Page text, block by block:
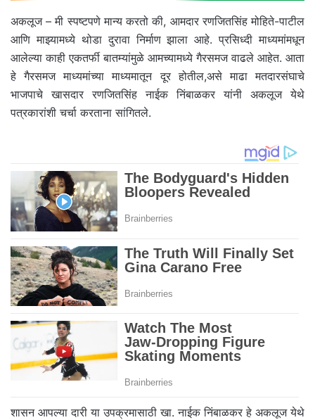
अकलूज – मी स्पष्टपणे मान्य करतो की, आमदार रणजितसिंह मोहिते-पाटील
आणि माझ्यामध्ये थोडा दुरावा निर्माण झाला आहे. प्रसिध्दी माध्यमांमधून
आलेल्या काही एकतर्फी बातम्यांमुळे आमच्यामध्ये गैरसमज वाढले आहेत. आता
हे गैरसमज माध्यमांच्या माध्यमातून दूर होतील,असे माढा मतदारसंघाचे
भाजपाचे खासदार रणजितसिंह नाईक निंबाळकर यांनी अकलूज येथे
पत्रकारांशी चर्चा करताना सांगितले.
शासन आपल्या दारी या उपक्रमासाठी खा. नाईक निंबाळकर हे अकलूज येथे